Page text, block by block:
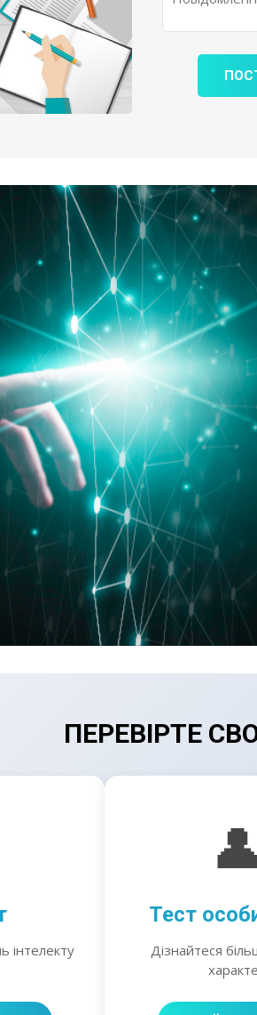
ПЕРЕВІРТЕ
інтелекту
👤
Тест
Дізнайтеся